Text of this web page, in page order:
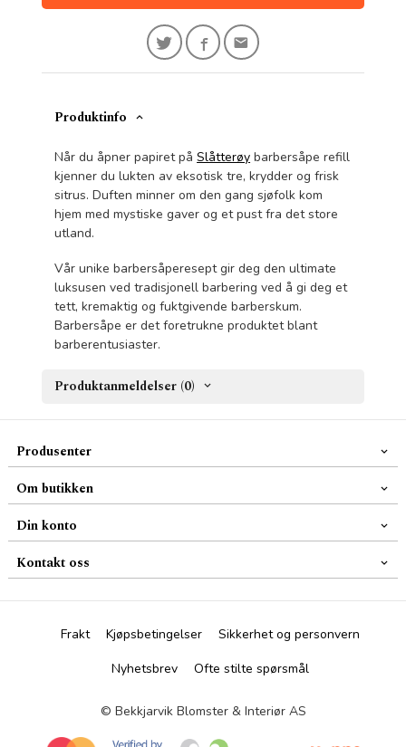
Produktinfo
Når du åpner papiret på Slåtterøy barbersåpe refill
kjenner du lukten av eksotisk tre, krydder og frisk
sitrus. Duften minner om den gang sjøfolk kom
hjem med mystiske gaver og et pust fra det store
utland.
Vår unike barbersåperesept gir deg den ultimate
luksusen ved tradisjonell barbering ved å gi deg et
tett, kremaktig og fuktgivende barberskum.
Barbersåpe er det foretrukne produktet blant
barberentusiaster.
Produktanmeldelser (0)
Produsenter
Om butikken
Din konto
Kontakt oss
Frakt Kjøpsbetingelser
Sikkerhet og personvern
Nyhetsbrev
Ofte stilte spørsmål
© Bekkjarvik Blomster & Interiør AS